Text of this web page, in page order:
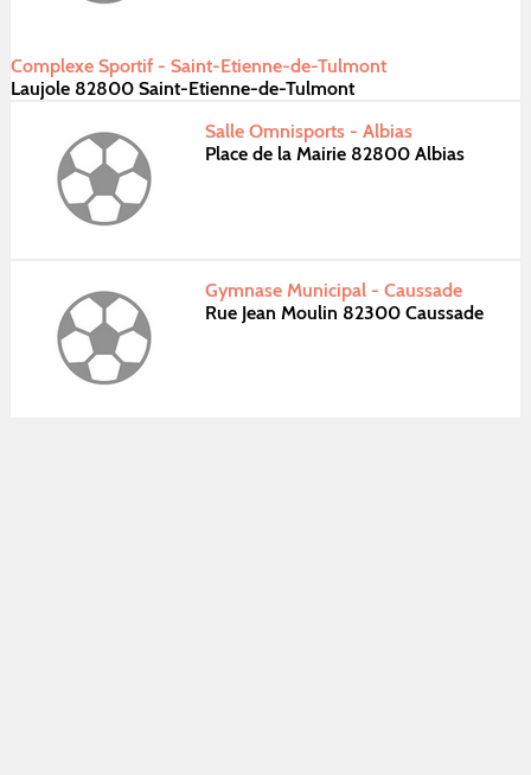
Complexe Sportif - Saint-Etienne-de-Tulmont
Laujole 82800 Saint-Etienne-de-Tulmont
Salle Omnisports - Albias
Place de la Mairie 82800 Albias
Gymnase Municipal - Caussade
Rue Jean Moulin 82300 Caussade